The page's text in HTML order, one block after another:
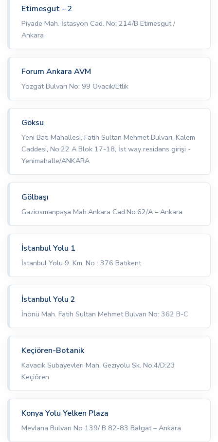
Etimesgut – 2
Piyade Mah. İstasyon Cad. No: 214/B Etimesgut /
Ankara
Forum Ankara AVM
Yozgat Bulvarı No: 99 Ovacık/Etlik
Göksu
Yeni Batı Mahallesi, Fatih Sultan Mehmet Bulvarı, Kalem
Caddesi, No:22 A Blok 17-18, İst way residans girişi -
Yenimahalle/ANKARA
Gölbaşı
Gaziosmanpaşa Mah.Ankara Cad.No:62/A – Ankara
İstanbul Yolu 1
İstanbul Yolu 9. Km. No : 376 Batıkent
İstanbul Yolu 2
İnönü Mah. Fatih Sultan Mehmet Bulvarı No: 362 B-C
Keçiören-Botanik
Kavacık Subayevleri Mah. Geziyolu Sk. No:4/D:23
Keçiören
Konya Yolu Yelken Plaza
Mevlana Bulvarı No 139/ B 82-83 Balgat – Ankara